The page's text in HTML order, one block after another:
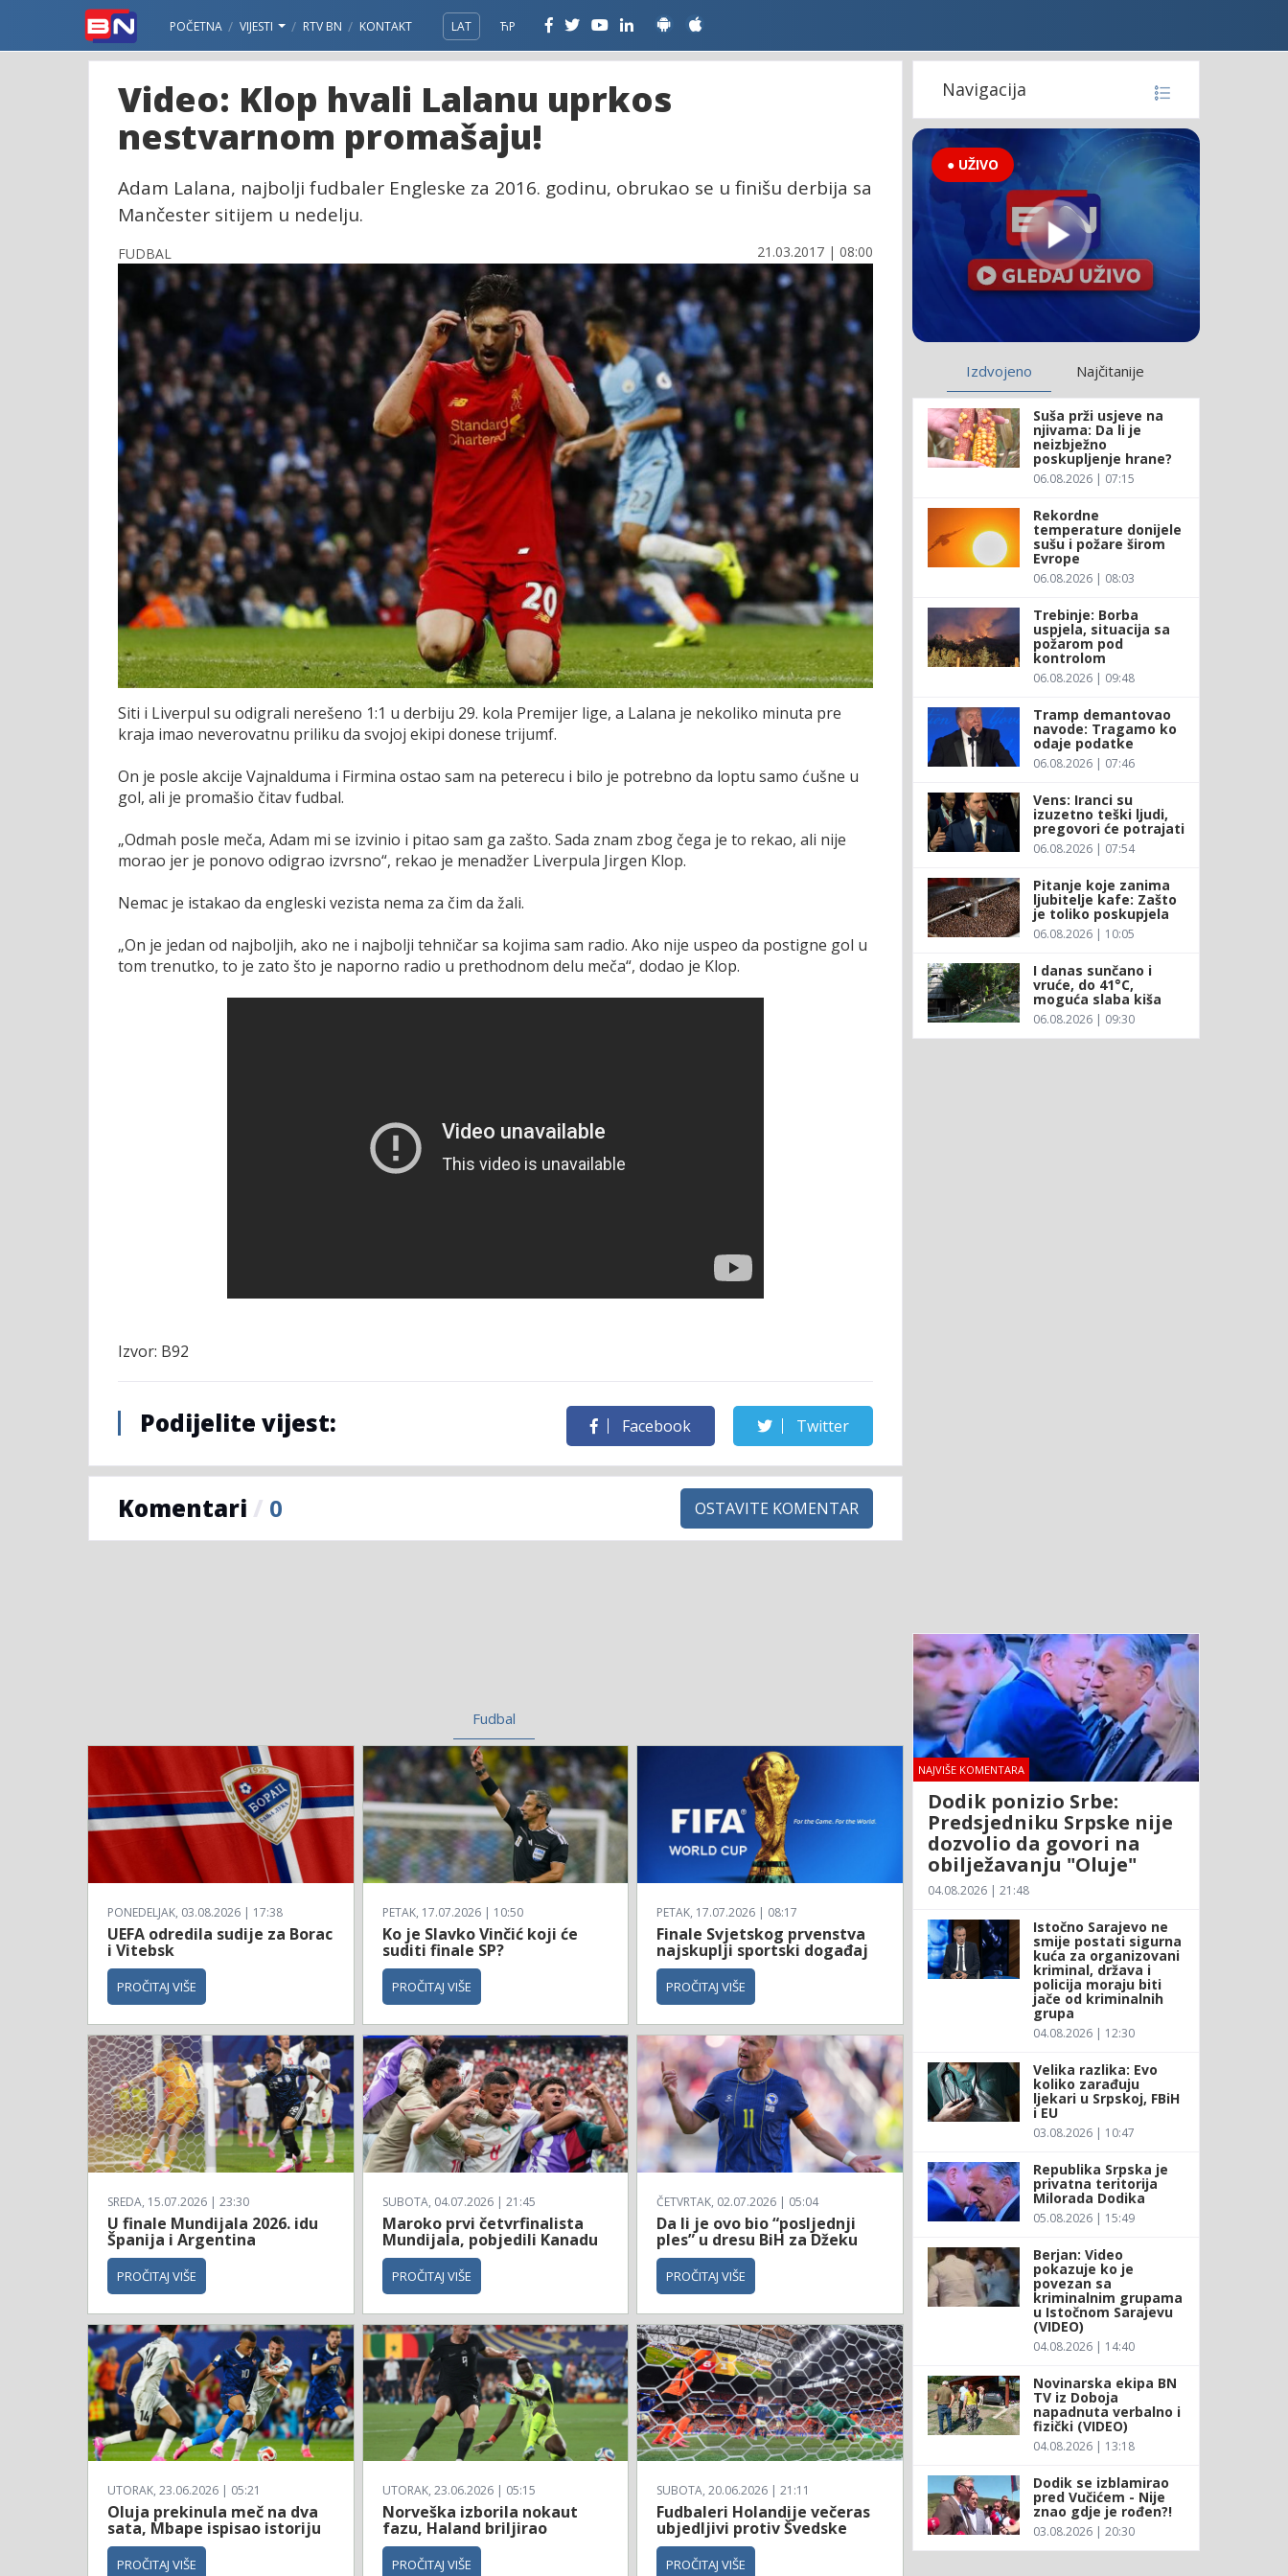
POČETNA VIJESTI RTV BN KONTAKT LAT ЋР
Video: Klop hvali Lalanu uprkos
nestvarnom promašaju!
Adam Lalana, najbolji fudbaler Engleske za 2016. godinu, obrukao se u finišu derbija sa
Mančester sitijem u nedelju.
FUDBAL 21.03.2017 | 08:00
Siti i Liverpul su odigrali nerešeno 1:1 u derbiju 29. kola Premijer lige, a Lalana je nekoliko minuta pre
kraja imao neverovatnu priliku da svojoj ekipi donese trijumf.
On je posle akcije Vajnalduma i Firmina ostao sam na peterecu i bilo je potrebno da loptu samo ćušne u
gol, ali je promašio čitav fudbal.
„Odmah posle meča, Adam mi se izvinio i pitao sam ga zašto. Sada znam zbog čega je to rekao, ali nije
morao jer je ponovo odigrao izvrsno“, rekao je menadžer Liverpula Jirgen Klop.
Nemac je istakao da engleski vezista nema za čim da žali.
„On je jedan od najboljih, ako ne i najbolji tehničar sa kojima sam radio. Ako nije uspeo da postigne gol u
tom trenutko, to je zato što je naporno radio u prethodnom delu meča“, dodao je Klop.
Izvor: B92
Podijelite vijest: Facebook Twitter
Komentari / 0 OSTAVITE KOMENTAR
Fudbal
PONEDELJAK, 03.08.2026 | 17:38
UEFA odredila sudije za Borac
i Vitebsk
PROČITAJ VIŠE
PETAK, 17.07.2026 | 10:50
Ko je Slavko Vinčić koji će
suditi finale SP?
PROČITAJ VIŠE
PETAK, 17.07.2026 | 08:17
Finale Svjetskog prvenstva
najskuplji sportski događaj
PROČITAJ VIŠE
SREDA, 15.07.2026 | 23:30
U finale Mundijala 2026. idu
Španija i Argentina
PROČITAJ VIŠE
SUBOTA, 04.07.2026 | 21:45
Maroko prvi četvrfinalista
Mundijala, pobjedili Kanadu
PROČITAJ VIŠE
ČETVRTAK, 02.07.2026 | 05:04
Da li je ovo bio “posljednji
ples” u dresu BiH za Džeku
PROČITAJ VIŠE
UTORAK, 23.06.2026 | 05:21
Oluja prekinula meč na dva
sata, Mbape ispisao istoriju
PROČITAJ VIŠE
UTORAK, 23.06.2026 | 05:15
Norveška izborila nokaut
fazu, Haland briljirao
PROČITAJ VIŠE
SUBOTA, 20.06.2026 | 21:11
Fudbaleri Holandije večeras
ubjedljivi protiv Švedske
PROČITAJ VIŠE
Navigacija
● UŽIVO
Izdvojeno Najčitanije
Suša prži usjeve na
njivama: Da li je
neizbježno
poskupljenje hrane?
06.08.2026 | 07:15
Rekordne
temperature donijele
sušu i požare širom
Evrope
06.08.2026 | 08:03
Trebinje: Borba
uspjela, situacija sa
požarom pod
kontrolom
06.08.2026 | 09:48
Tramp demantovao
navode: Tragamo ko
odaje podatke
06.08.2026 | 07:46
Vens: Iranci su
izuzetno teški ljudi,
pregovori će potrajati
06.08.2026 | 07:54
Pitanje koje zanima
ljubitelje kafe: Zašto
je toliko poskupjela
06.08.2026 | 10:05
I danas sunčano i
vruće, do 41°C,
moguća slaba kiša
06.08.2026 | 09:30
NAJVIŠE KOMENTARA
Dodik ponizio Srbe:
Predsjedniku Srpske nije
dozvolio da govori na
obilježavanju "Oluje"
04.08.2026 | 21:48
Istočno Sarajevo ne
smije postati sigurna
kuća za organizovani
kriminal, država i
policija moraju biti
jače od kriminalnih
grupa
04.08.2026 | 12:30
Velika razlika: Evo
koliko zarađuju
ljekari u Srpskoj, FBiH
i EU
03.08.2026 | 10:47
Republika Srpska je
privatna teritorija
Milorada Dodika
05.08.2026 | 15:49
Berjan: Video
pokazuje ko je
povezan sa
kriminalnim grupama
u Istočnom Sarajevu
(VIDEO)
04.08.2026 | 14:40
Novinarska ekipa BN
TV iz Doboja
napadnuta verbalno i
fizički (VIDEO)
04.08.2026 | 13:18
Dodik se izblamirao
pred Vučićem - Nije
znao gdje je rođen?!
03.08.2026 | 20:30